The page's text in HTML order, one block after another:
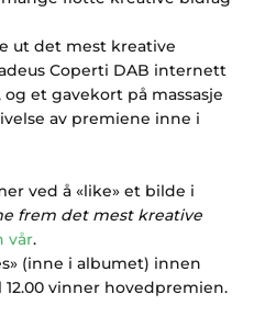
ut det mest kreative
Coperti DAB internett
et gavekort på massasje
av premiene inne i
ved å «like» et bilde i
frem det mest kreative
vår.
(inne i albumet) innen
12.00 vinner hovedpremien.